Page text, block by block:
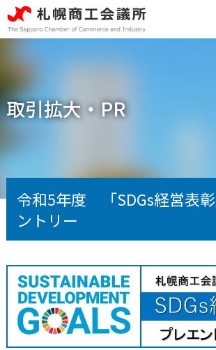
取引拡大・PR
令和5年度 「SDGs経営表
ントリー